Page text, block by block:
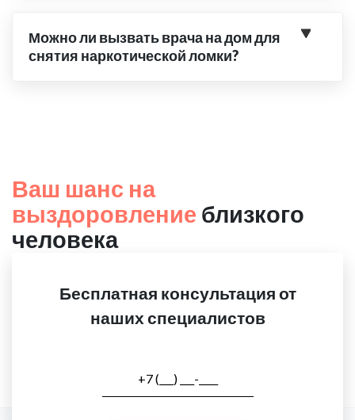
Можно ли вызвать врача на дом для
снятия наркотической ломки?
Ваш шанс на
выздоровление близкого
человека
Бесплатная консультация от
наших специалистов